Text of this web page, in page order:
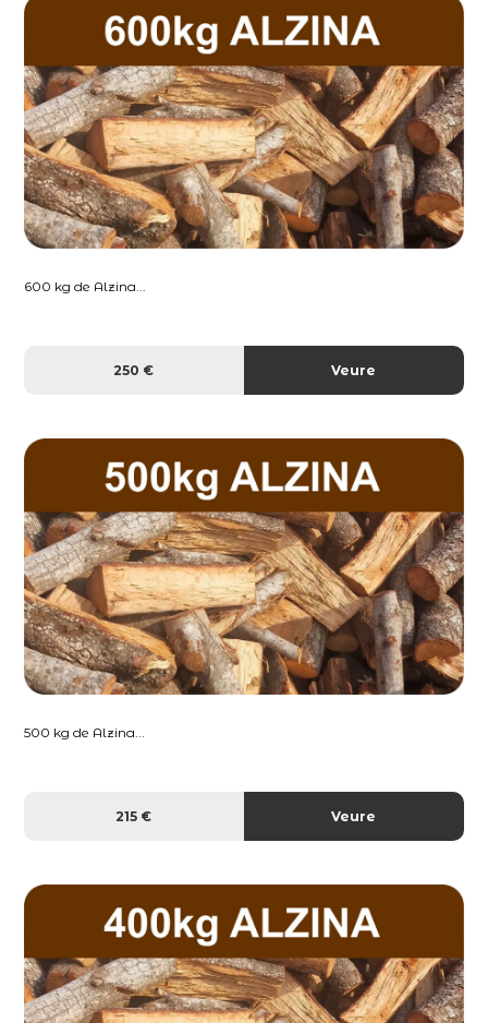
600 kg de Alzina...
250 € Veure
500 kg de Alzina...
215 € Veure